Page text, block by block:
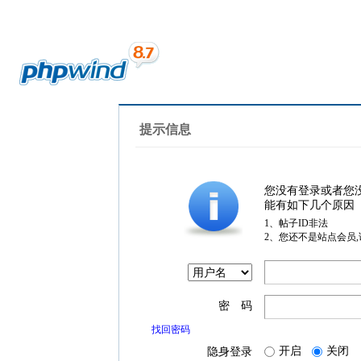
提示信息
您没有登录或者您
能有如下几个原因
1、帖子ID非法
2、您还不是站点会员
密 码
找回密码
隐身登录 开启 关闭